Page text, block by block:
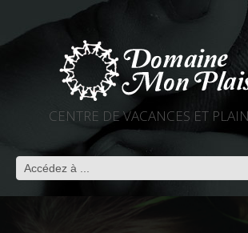
CENTRE DE VACANCES ET